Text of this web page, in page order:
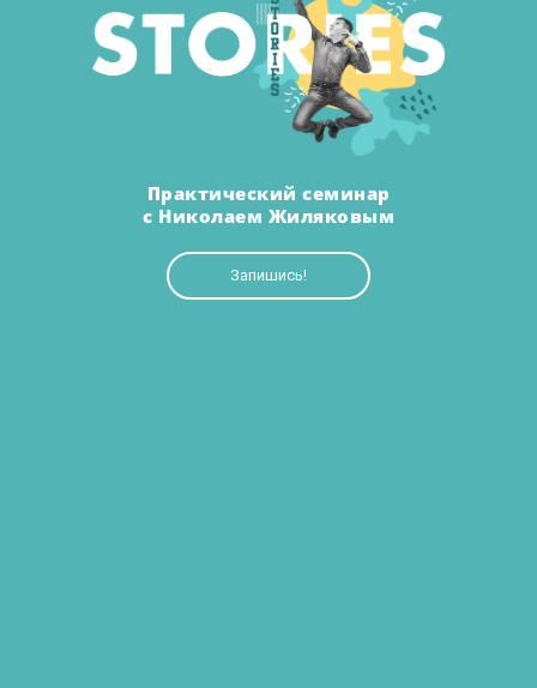
Запишись!
Практический семинар
с Николаем Жиляковым